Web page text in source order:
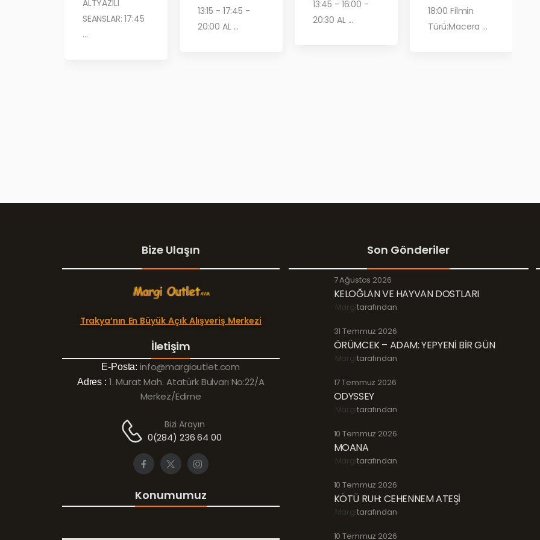
ALTYAZILI
SEANSLAR: 17:45
...
13:15 - 17:45 -
20:00 AL ...
13:45 - 16:00 -
20:30 AL ...
18:00 Filmin
Türü:Macera ...
Bize Ulaşın
Trakya’nın En Büyük Açık Alışveriş Merkezi
İletişim
E-Posta: info@margioutlet.com
Adres : 1. Murat Mah. Atatürk Bulvarı No:22/A
Merkez/Edirne
Bizi Arayın
0(284) 236 64 00
Konumumuz
Son Gönderiler
7 Ağustos 2026
KELOĞLAN VE HAYVAN DOSTLARI
Margitarafından
31 Temmuz 2026
ÖRÜMCEK – ADAM: YEPYENİ BİR GÜN
Margitarafından
17 Temmuz 2026
ODYSSEY
Margitarafından
10 Temmuz 2026
MOANA
Margitarafından
10 Temmuz 2026
KÖTÜ RUH: CEHENNEM ATEŞİ
Margitarafından
10 Temmuz 2026